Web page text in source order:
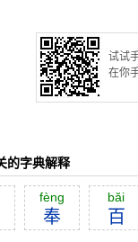
试试
在你
的字典解释
fèng
奉
băi
百